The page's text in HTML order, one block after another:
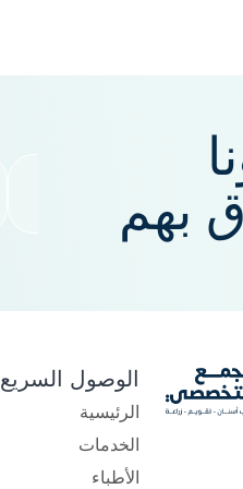
بهم
الوصول السريع
الرئيسية
الخدمات
الأطباء